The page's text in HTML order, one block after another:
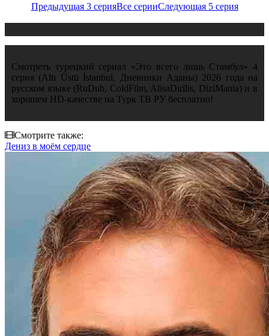
Предыдущая 3 серияВсе серииСледующая 5 серия
Смотреть турецкий сериал «Это всего лишь Стамбул» 4
серия (Altı Üstü İstanbul, Дневники Аданы) 2026 года на
русском языке (RuDub, ColdFilm, AlisaDirilis, DiziMania) и в
хорошем HD-качестве на Турк ТВ РУ бесплатно!
Смотрите также:
Дениз в моём сердце